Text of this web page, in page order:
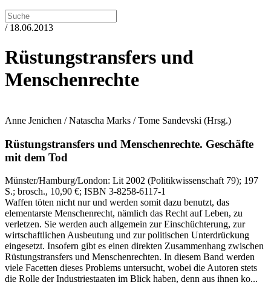
/ 18.06.2013
Rüstungstransfers und
Menschenrechte
Anne Jenichen / Natascha Marks / Tome Sandevski (Hrsg.)
Rüstungstransfers und Menschenrechte. Geschäfte
mit dem Tod
Münster/Hamburg/London: Lit 2002 (Politikwissenschaft 79); 197
S.; brosch., 10,90 €; ISBN 3-8258-6117-1
Waffen töten nicht nur und werden somit dazu benutzt, das
elementarste Menschenrecht, nämlich das Recht auf Leben, zu
verletzen. Sie werden auch allgemein zur Einschüchterung, zur
wirtschaftlichen Ausbeutung und zur politischen Unterdrückung
eingesetzt. Insofern gibt es einen direkten Zusammenhang zwischen
Rüstungstransfers und Menschenrechten. In diesem Band werden
viele Facetten dieses Problems untersucht, wobei die Autoren stets
die Rolle der Industriestaaten im Blick haben, denn aus ihnen ko...